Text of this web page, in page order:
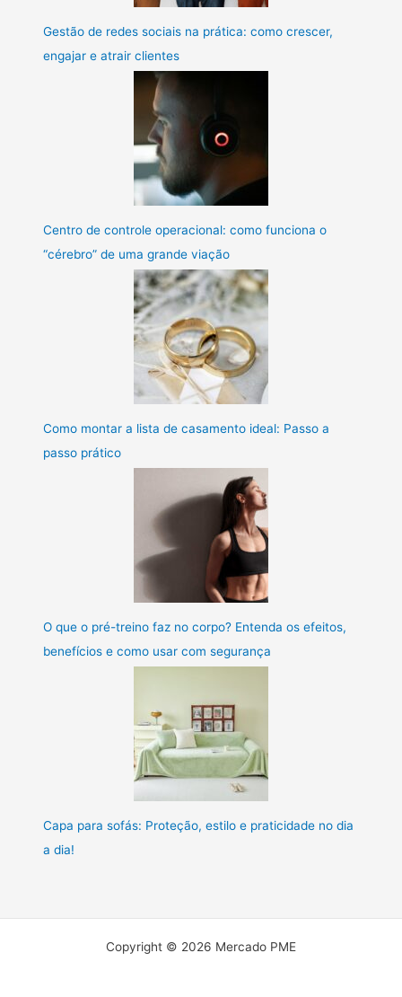
Gestão de redes sociais na prática: como crescer,
engajar e atrair clientes
Centro de controle operacional: como funciona o
“cérebro” de uma grande viação
Como montar a lista de casamento ideal: Passo a
passo prático
O que o pré-treino faz no corpo? Entenda os efeitos,
benefícios e como usar com segurança
Capa para sofás: Proteção, estilo e praticidade no dia
a dia!
Copyright © 2026 Mercado PME